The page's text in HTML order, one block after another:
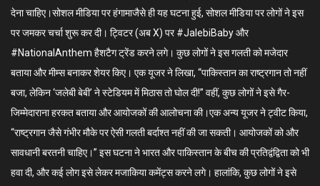
देना चाहिए।सोशल मीडिया पर हंगामाजैसे ही यह घटना हुई, सोशल मीडिया पर लोगों ने इस
पर जमकर चर्चा शुरू कर दी। ट्विटर (अब X) पर #JalebiBaby और
#NationalAnthem हैशटैग ट्रेंड करने लगे। कुछ लोगों ने इस गलती को मजेदार
बताया और मीम्स बनाकर शेयर किए। एक यूजर ने लिखा, “पाकिस्तान का राष्ट्रगान तो नहीं
बजा, लेकिन ‘जलेबी बेबी’ ने स्टेडियम में मिठास तो घोल दी!” वहीं, कुछ लोगों ने इसे गैर-
जिम्मेदाराना हरकत बताया और आयोजकों की आलोचना की।एक अन्य यूजर ने ट्वीट किया,
“राष्ट्रगान जैसे गंभीर मौके पर ऐसी गलती बर्दाश्त नहीं की जा सकती। आयोजकों को और
सावधानी बरतनी चाहिए।” इस घटना ने भारत और पाकिस्तान के बीच की प्रतिद्वंद्विता को भी
हवा दी, और कई लोग इसे लेकर मजाकिया कमेंट्स करने लगे। हालांकि, कुछ लोगों ने इसे